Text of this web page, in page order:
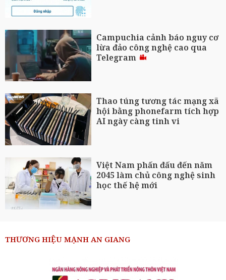
Campuchia cảnh báo nguy cơ
lừa đảo công nghệ cao qua
Telegram
Thao túng tương tác mạng xã
hội bằng phonefarm tích hợp
AI ngày càng tinh vi
Việt Nam phấn đấu đến năm
2045 làm chủ công nghệ sinh
học thế hệ mới
THƯƠNG HIỆU MẠNH AN GIANG